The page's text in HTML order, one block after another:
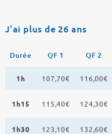
J'ai plus de 26 ans
Durée QF 1 QF 2
1h 107,70€ 116,00€
1h15 115,40€ 124,30€
1h30 123,10€ 132,60€